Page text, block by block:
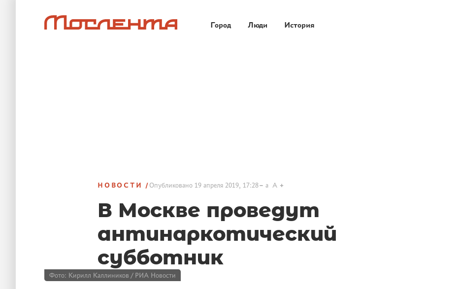
Город Люди История
НОВОСТИ Опубликовано19 апреля 2019, 17:28 a A
В Москве проведут
антинаркотический
субботник
Фото: Кирилл Каллиников / РИА Новости